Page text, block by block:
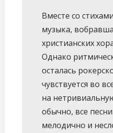
Вместе со
музыка,
христианских
Однако
осталась
чувствуется во
на
обычно, все
мелодично и